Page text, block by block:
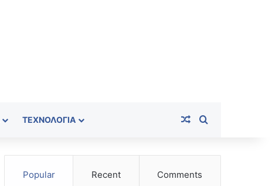
ΤΕΧΝΟΛΟΓΊΑ Random Article
Popular Recent Comments